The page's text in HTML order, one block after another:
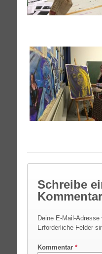
Schreibe
Kommentar
Deine E-Mail-
Erforderliche Felder
Kommentar *